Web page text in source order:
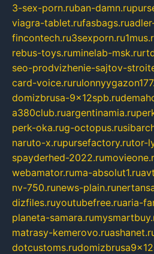
3-sex-porn.ruban-damn.ru
viagra-tablet.rufasbags.ru
fincontech.ru3sexporn.ru
rebus-toys.ruminelab-msk.ru
seo-prodvizhenie-sajtov-
card-voice.ru
domizbrusa-9x12spb.ru
a380club.ruargentinamia.ru
perk-oka.rug-octopus.ru
naruto-x.rupursefactory.rutor-
spayderhed-2022.ru
webamator.ruma-absolut1.ru
nv-750.runews-plain.ru
dizfiles.ruyoutubefree.ruaria-
planeta-samara.ru
matrasy-kemerovo.ru
dotcustoms.ru